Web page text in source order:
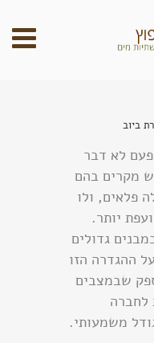
ביוב
לא דבר
מקרים בהם
פלאים, ולו
יותר.
גדולים
ההגדרה הזו
שבמצבים
לחברה
משמעותי.